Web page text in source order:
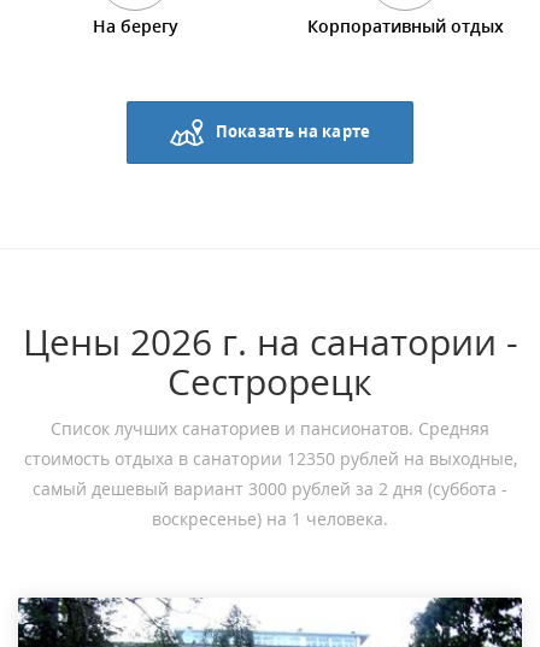
На берегу Корпоративный отдых
Показать на карте
Цены 2026 г. на санатории -
Сестрорецк
Список лучших санаториев и пансионатов. Средняя
стоимость отдыха в санатории 12350 рублей на выходные,
самый дешевый вариант 3000 рублей за 2 дня (суббота -
воскресенье) на 1 человека.